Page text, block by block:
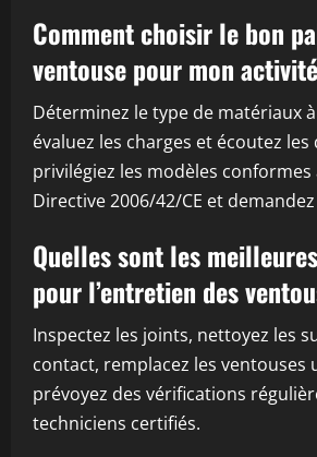
Comment choisir le bon
ventouse pour mon activité
Déterminez le type de matériaux
évaluez les charges et écoutez
privilégiez les modèles conformes
Directive 2006/42/CE et
Quelles sont les
pour l’entretien des
Inspectez les joints, nettoyez les
contact, remplacez les ventouses
prévoyez des vérifications
techniciens certifiés.